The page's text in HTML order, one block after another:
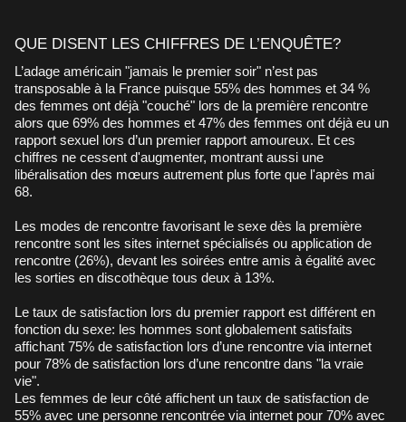
QUE DISENT LES CHIFFRES DE L’ENQUÊTE?
L’adage américain "jamais le premier soir" n’est pas
transposable à la France puisque 55% des hommes et 34 %
des femmes ont déjà "couché" lors de la première rencontre
alors que 69% des hommes et 47% des femmes ont déjà eu un
rapport sexuel lors d’un premier rapport amoureux. Et ces
chiffres ne cessent d'augmenter, montrant aussi une
libéralisation des mœurs autrement plus forte que l'après mai
68.
Les modes de rencontre favorisant le sexe dès la première
rencontre sont les sites internet spécialisés ou application de
rencontre (26%), devant les soirées entre amis à égalité avec
les sorties en discothèque tous deux à 13%.
Le taux de satisfaction lors du premier rapport est différent en
fonction du sexe: les hommes sont globalement satisfaits
affichant 75% de satisfaction lors d’une rencontre via internet
pour 78% de satisfaction lors d’une rencontre dans "la vraie
vie".
Les femmes de leur côté affichent un taux de satisfaction de
55% avec une personne rencontrée via internet pour 70% avec